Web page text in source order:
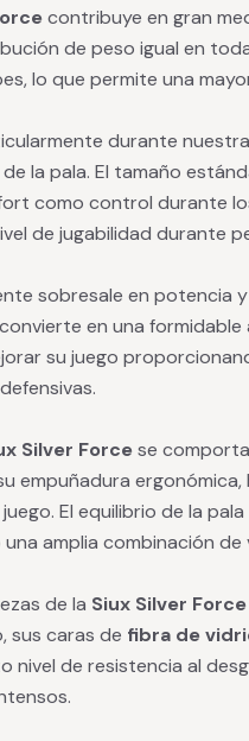
contribuye en gran
de peso igual en
lo que permite una
durante
la pala. El tamaño
como control durante
de jugabilidad durante
sobresale en potencia
en una formidable
su juego
Silver Forcese
empuñadura
El equilibrio de la
amplia combinación de
de la Siux Silver Force
sus caras de fibra de
nivel de resistencia al